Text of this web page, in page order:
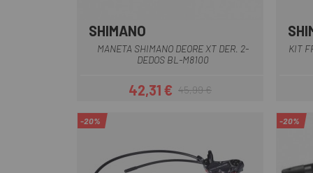
SHIMANO
MANETA SHIMANO DEORE XT DER. 2-
DEDOS BL-M8100
Precio
42,31 €Precio regular
45,99 €
KIT
-20% -20%